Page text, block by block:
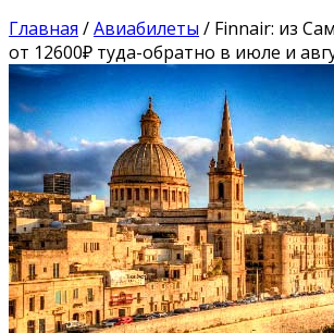
Главная /Авиабилеты / Finnair: из
от 12600₽ туда-обратно в июле и